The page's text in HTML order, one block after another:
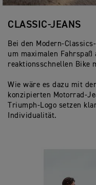
CLASSIC-JEANS
Bei den Modern-
um maximalen
reaktionsschnellen Bike
Wie wäre es dazu mit
konzipierten Motorrad-
Triumph-Logo setzen
Individualität.